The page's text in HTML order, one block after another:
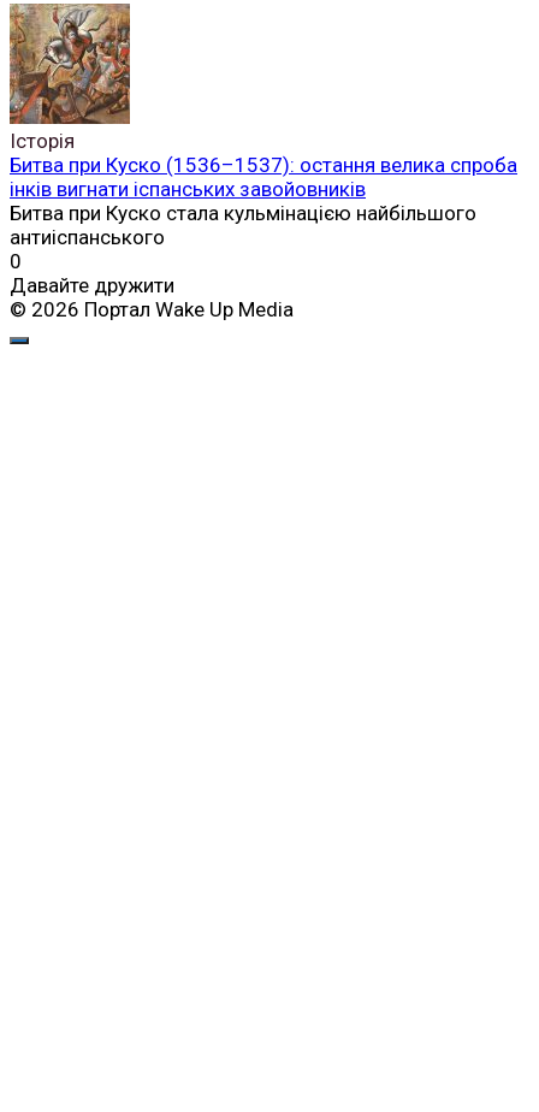
Історія
Битва при Куско (1536–1537): остання велика спроба
інків вигнати іспанських завойовників
Битва при Куско стала кульмінацією найбільшого
антиіспанського
0
Давайте дружити
© 2026 Портал Wake Up Media